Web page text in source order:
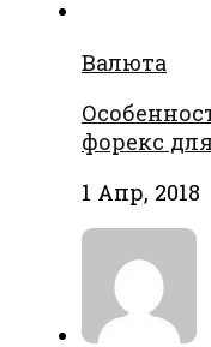
Валюта
форекс
1 Апр, 2018